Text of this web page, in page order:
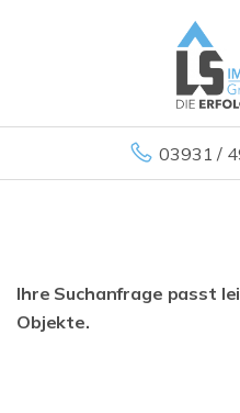
03931 /
Ihre Suchanfrage passt
Objekte.